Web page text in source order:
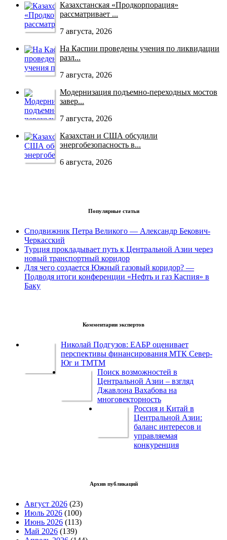
Казахстанская «Продкорпорация»
рассматривает ...
7 августа, 2026
На Каспии проведены учения по ликвидации
разл...
7 августа, 2026
Модернизация подъемно-переходных мостов
завер...
7 августа, 2026
Казахстан и США обсудили
энергобезопасность в...
6 августа, 2026
Популярные статьи
Сподвижник Петра Великого — Александр Бекович-
Черкасский
Турция прокладывает путь к Центральной Азии через
новый транспортный коридор
Для чего создается Южный газовый коридор? —
Подводя итоги конференции «Нефть и газ Каспия» в
Баку
Комментарии экспертов
Николай Подгузов: ЕАБР оценивает
перспективы финансирования МТК Север-
Юг и ТМТМ
Поиск возможностей в
Центральной Азии – взгляд
Джавлона Вахабова на
многовекторность
Россия и Китай в
Центральной Азии:
баланс интересов и
управляемая
конкуренция
Архив публикаций
Август 2026 (23)
Июль 2026 (100)
Июнь 2026 (113)
Май 2026 (139)